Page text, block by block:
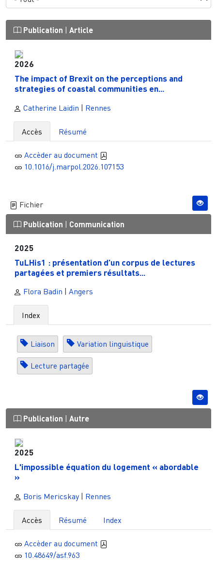
Publication Article
2026
The impact of Brexit on the perceptions and
strategies of coastal communities en...
Catherine Laidin | Rennes
Accès Résumé
Accèder au document
10.1016/j.marpol.2026.107153
Fichier
Publication Communication
2025
TuLHis1 : présentation d’un corpus de lectures
partagées et premiers résultats...
Flora Badin Angers
Index
Liaison Variation linguistique
Lecture partagée
Publication Autre
2025
L'impossible équation du logement « abordable
»
Boris Mericskay | Rennes
Accès Résumé Index
Accèder au document
10.48649/asf.963